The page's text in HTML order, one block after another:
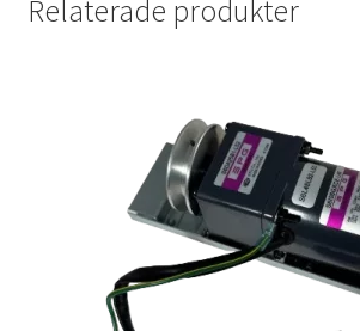
Relaterade produkter